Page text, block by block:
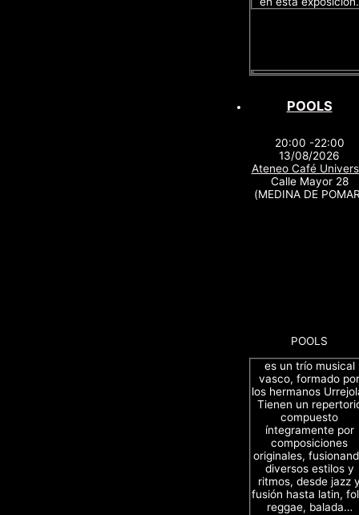
POOLS
20:00 -22:00
13/08/2026
Ateneo Café
Calle Mayor 28
(MEDINA DE
POOLS
es un trío musical
vasco, formado por
los hermanos
Tienen un
compuesto
íntegramente por
composiciones
originales,
diversos estilos y
ritmos, desde jazz
fusión hasta latin,
reggae, balada…